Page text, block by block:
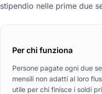
stipendio nelle prime due
Per chi funziona
Persone pagate ogni due
mensili non adatti al loro
utile per chi finisce i soldi